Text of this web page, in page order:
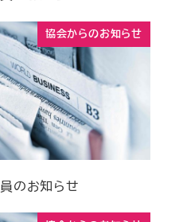
協会からのお知らせ
のお知らせ